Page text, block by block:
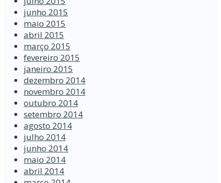
junho 2015
maio 2015
abril 2015
março 2015
fevereiro 2015
janeiro 2015
dezembro 2014
novembro 2014
outubro 2014
setembro 2014
agosto 2014
julho 2014
junho 2014
maio 2014
abril 2014